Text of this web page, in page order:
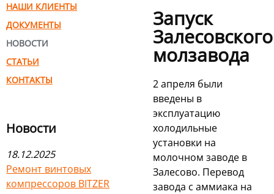
НАШИ КЛИЕНТЫ
ДОКУМЕНТЫ
НОВОСТИ
СТАТЬИ
КОНТАКТЫ
Новости
18.12.2025
Ремонт винтовых
компрессоров BITZER
Запуск
Залесовского
молзавода
2 апреля были
введены в
эксплуатацию
холодильные
установки на
молочном заводе в
Залесово. Перевод
завода с аммиака на